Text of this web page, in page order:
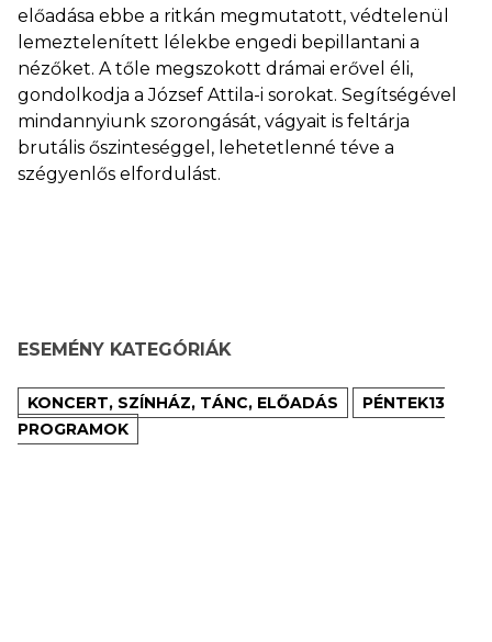
előadása ebbe a ritkán megmutatott, védtelenül
lemeztelenített lélekbe engedi bepillantani a
nézőket. A tőle megszokott drámai erővel éli,
gondolkodja a József Attila-i sorokat. Segítségével
mindannyiunk szorongását, vágyait is feltárja
brutális őszinteséggel, lehetetlenné téve a
szégyenlős elfordulást.
ESEMÉNY KATEGÓRIÁK
KONCERT, SZÍNHÁZ, TÁNC, ELŐADÁS
PÉNTEK13
PROGRAMOK